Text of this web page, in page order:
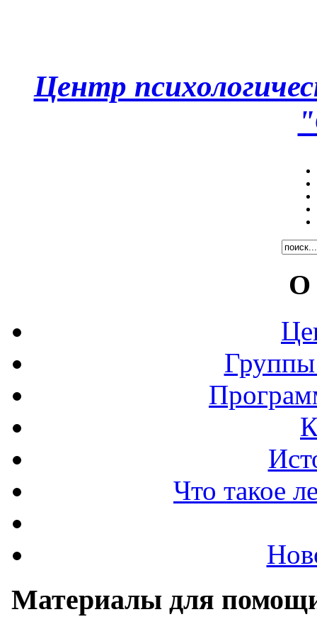
Центр
О
Что такое
Материалы для